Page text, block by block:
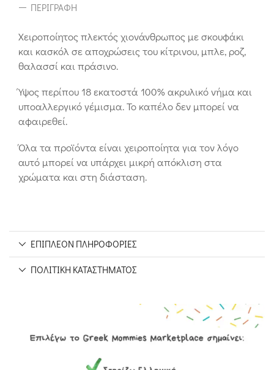
ΠΕΡΙΓΡΑΦΉ
Χειροποίητος πλεκτός χιονάνθρωπος με σκουφάκι
και κασκόλ σε αποχρώσεις του κίτρινου, μπλε, ροζ,
θαλασσί και πράσινο.
Ύψος περίπου 18 εκατοστά 100% ακρυλικό νήμα και
υποαλλεργικό γέμισμα. Το καπέλο δεν μπορεί να
αφαιρεθεί.
Όλα τα προϊόντα είναι χειροποίητα για τον λόγο
αυτό μπορεί να υπάρχει μικρή απόκλιση στα
χρώματα και στη διάσταση.
ΕΠΙΠΛΈΟΝ ΠΛΗΡΟΦΟΡΊΕΣ
ΠΟΛΙΤΙΚΉ ΚΑΤΑΣΤΉΜΑΤΟΣ